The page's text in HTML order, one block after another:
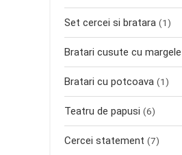
Set cercei si bratara (1)
Bratari cusute cu margele
Bratari cu potcoava (1)
Teatru de papusi (6)
Cercei statement (7)